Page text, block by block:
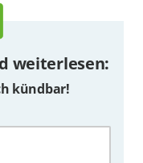
weiterlesen:
kündbar!